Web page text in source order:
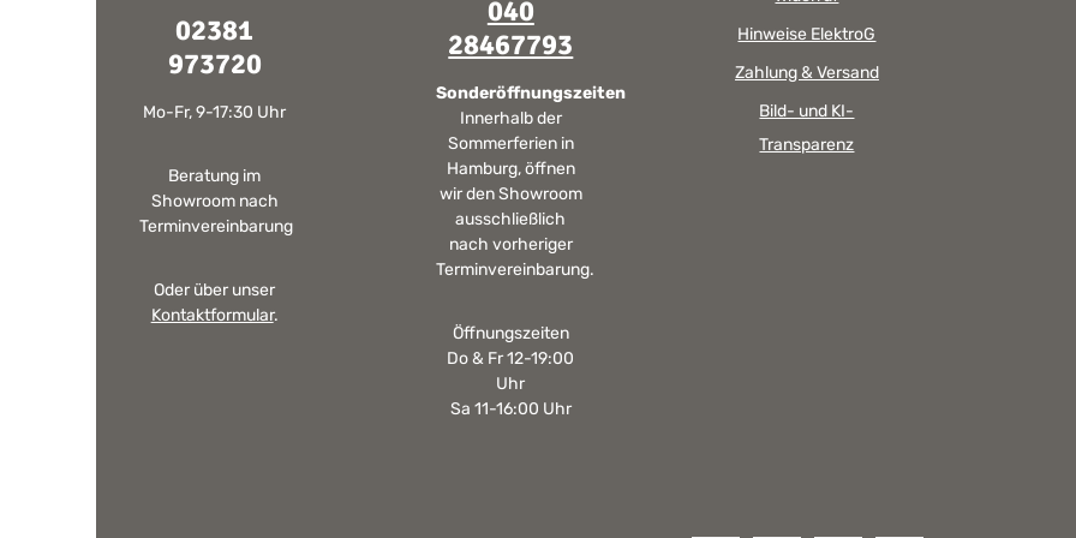
02381
973720
Mo-Fr, 9-17:30 Uhr
Beratung im
Showroom nach
Terminvereinbarung
Oder über unser
Kontaktformular.
040
28467793
Sonderöffnungszeiten
Innerhalb der
Sommerferien in
Hamburg, öffnen
wir den Showroom
ausschließlich
nach vorheriger
Terminvereinbarung.
Öffnungszeiten
Do & Fr 12-19:00
Uhr
Sa 11-16:00 Uhr
Hinweise ElektroG
Zahlung & Versand
Bild- und KI-
Transparenz